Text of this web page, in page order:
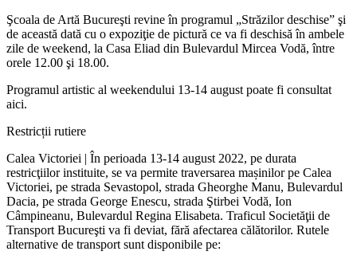
Şcoala de Artă Bucureşti revine în programul „Străzilor deschise” şi
de această dată cu o expoziţie de pictură ce va fi deschisă în ambele
zile de weekend, la Casa Eliad din Bulevardul Mircea Vodă, între
orele 12.00 şi 18.00.
Programul artistic al weekendului 13-14 august poate fi consultat
aici.
Restricții rutiere
Calea Victoriei | În perioada 13-14 august 2022, pe durata
restricţiilor instituite, se va permite traversarea mașinilor pe Calea
Victoriei, pe strada Sevastopol, strada Gheorghe Manu, Bulevardul
Dacia, pe strada George Enescu, strada Ştirbei Vodă, Ion
Câmpineanu, Bulevardul Regina Elisabeta. Traficul Societăţii de
Transport Bucureşti va fi deviat, fără afectarea călătorilor. Rutele
alternative de transport sunt disponibile pe: